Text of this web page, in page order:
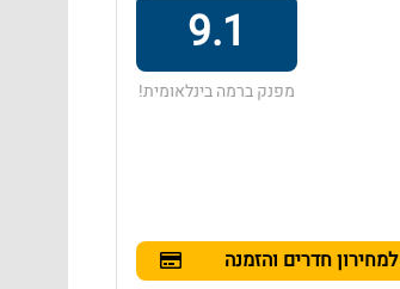
9.1
מפנק ברמה בינלאומית!
למחירון חדרים והזמנה